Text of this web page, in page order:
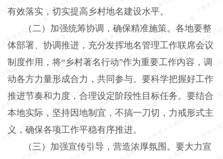
有效落实，切实提高乡村地名建设水平。
（二）加强统筹协调，确保精准施策。 各地要整
体部署、协调推进，充分发挥地名管理工作联席会议
制度作用，将“乡村著名行动”作为重要工作内容，调
动各方力量形成合力，共同参与。要科学把握好工作
推进节奏和力度，合理设定阶段性目标任务。要结合
本地实际，坚持因地制宜，不搞一刀切，力戒形式主
义，确保各项工作平稳有序推进。
（三）加强宣传引导，营造浓厚氛围。 要大力宣